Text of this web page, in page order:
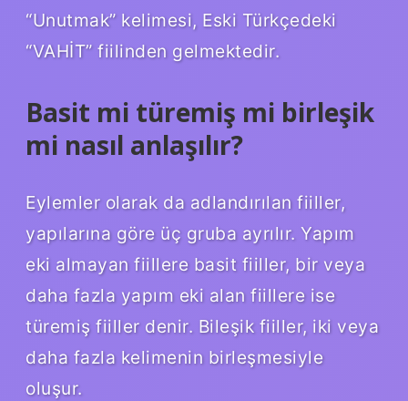
“Unutmak” kelimesi, Eski Türkçedeki
“VAHİT” fiilinden gelmektedir.
Basit mi türemiş mi birleşik
mi nasıl anlaşılır?
Eylemler olarak da adlandırılan fiiller,
yapılarına göre üç gruba ayrılır. Yapım
eki almayan fiillere basit fiiller, bir veya
daha fazla yapım eki alan fiillere ise
türemiş fiiller denir. Bileşik fiiller, iki veya
daha fazla kelimenin birleşmesiyle
oluşur.